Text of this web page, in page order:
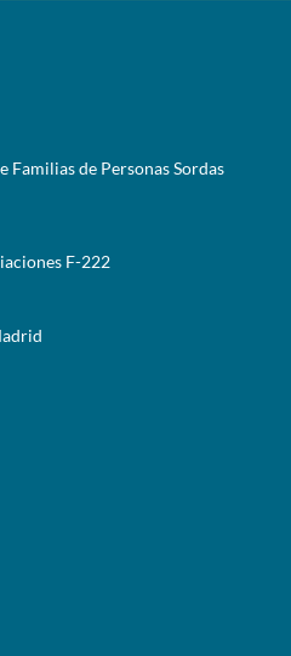
Familias de Personas Sordas
F-222